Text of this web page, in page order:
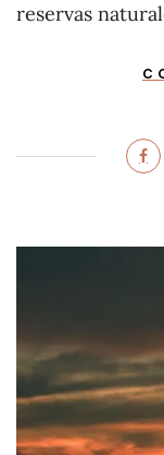
reservas